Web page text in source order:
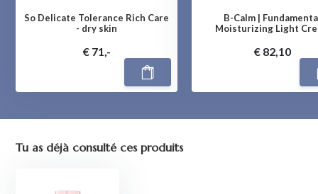
So Delicate Tolerance Rich Care
- dry skin
€ 71,-
B-Calm |
Moisturizing Light
€ 82,10
Tu as déjà consulté ces produits